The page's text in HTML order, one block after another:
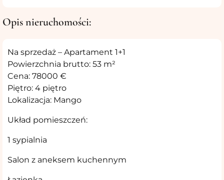
Opis nieruchomości:
Na sprzedaż – Apartament 1+1
Powierzchnia brutto: 53 m²
Cena: 78000 €
Piętro: 4 piętro
Lokalizacja: Mango
Układ pomieszczeń:
1 sypialnia
Salon z aneksem kuchennym ️